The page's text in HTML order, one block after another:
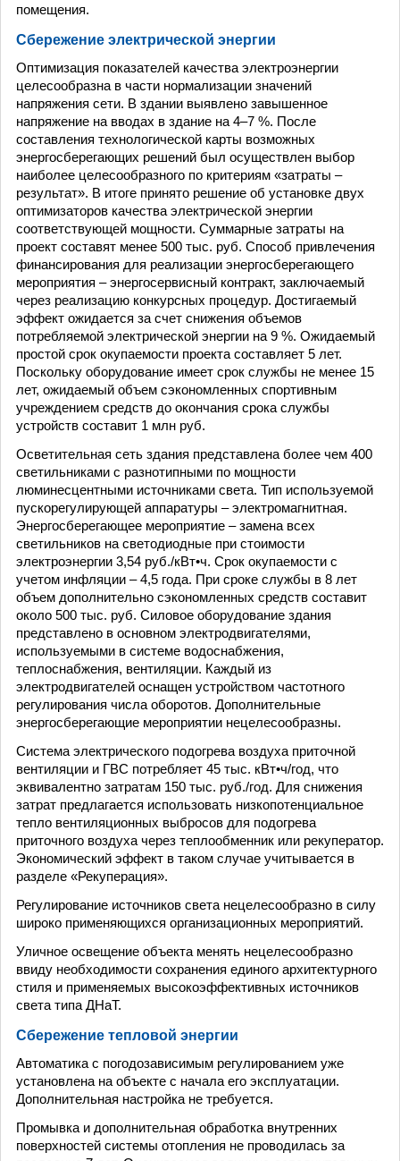
помещения.
Сбережение электрической энергии
Оптимизация показателей качества электроэнергии
целесообразна в части нормализации значений
напряжения сети. В здании выявлено завышенное
напряжение на вводах в здание на 4–7 %. После
составления технологической карты возможных
энергосберегающих решений был осуществлен выбор
наиболее целесообразного по критериям «затраты –
результат». В итоге принято решение об установке двух
оптимизаторов качества электрической энергии
соответствующей мощности. Суммарные затраты на
проект составят менее 500 тыс. руб. Способ привлечения
финансирования для реализации энергосберегающего
мероприятия – энергосервисный контракт, заключаемый
через реализацию конкурсных процедур. Достигаемый
эффект ожидается за счет снижения объемов
потребляемой электрической энергии на 9 %. Ожидаемый
простой срок окупаемости проекта составляет 5 лет.
Поскольку оборудование имеет срок службы не менее 15
лет, ожидаемый объем сэкономленных спортивным
учреждением средств до окончания срока службы
устройств составит 1 млн руб.
Осветительная сеть здания представлена более чем 400
светильниками с разнотипными по мощности
люминесцентными источниками света. Тип используемой
пускорегулирующей аппаратуры – электромагнитная.
Энергосберегающее мероприятие – замена всех
светильников на светодиодные при стоимости
электроэнергии 3,54 руб./кВт•ч. Срок окупаемости с
учетом инфляции – 4,5 года. При сроке службы в 8 лет
объем дополнительно сэкономленных средств составит
около 500 тыс. руб. Силовое оборудование здания
представлено в основном электродвигателями,
используемыми в системе водоснабжения,
теплоснабжения, вентиляции. Каждый из
электродвигателей оснащен устройством частотного
регулирования числа оборотов. Дополнительные
энергосберегающие мероприятии нецелесообразны.
Система электрического подогрева воздуха приточной
вентиляции и ГВС потребляет 45 тыс. кВт•ч/год, что
эквивалентно затратам 150 тыс. руб./год. Для снижения
затрат предлагается использовать низкопотенциальное
тепло вентиляционных выбросов для подогрева
приточного воздуха через теплообменник или рекуператор.
Экономический эффект в таком случае учитывается в
разделе «Рекуперация».
Регулирование источников света нецелесообразно в силу
широко применяющихся организационных мероприятий.
Уличное освещение объекта менять нецелесообразно
ввиду необходимости сохранения единого архитектурного
стиля и применяемых высокоэффективных источников
света типа ДНаТ.
Сбережение тепловой энергии
Автоматика с погодозависимым регулированием уже
установлена на объекте с начала его эксплуатации.
Дополнительная настройка не требуется.
Промывка и дополнительная обработка внутренних
поверхностей системы отопления не проводилась за